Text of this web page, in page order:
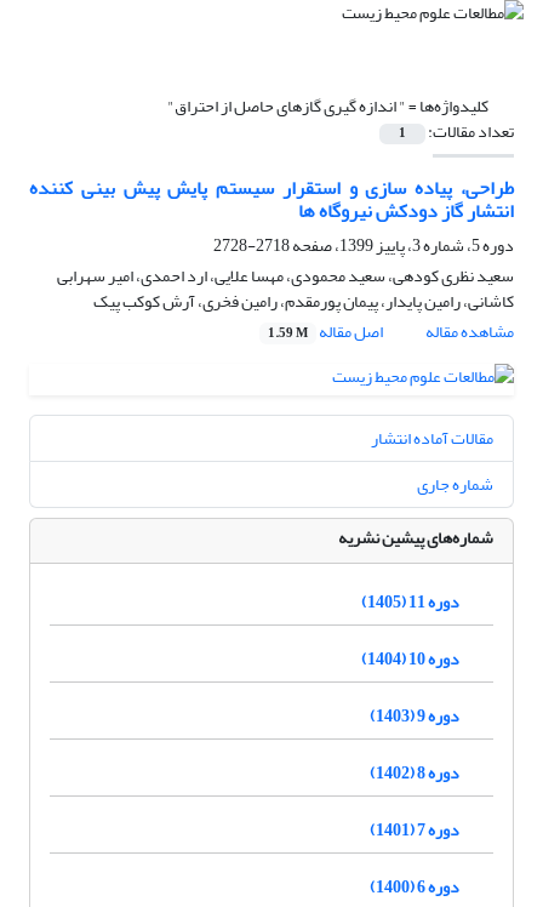
کلیدواژه‌ها =" اندازه گیری گازهای حاصل از احتراق"
تعداد مقالات: 1
طراحی، پیاده سازی و استقرار سیستم پایش پیش بینی کننده
انتشار گاز دودکش نیروگاه ها
دوره 5، شماره 3، پاییز 1399، صفحه
2718-2728
سعید نظری کودهی، سعید محمودی، مهسا علایی، ارد احمدی، امیر سهرابی
کاشانی، رامین پایدار، پیمان پورمقدم، رامین فخری، آرش کوکب پیک
مشاهده مقاله
اصل مقاله 1.59 M
مقالات آماده انتشار
شماره جاری
شماره‌های پیشین نشریه
دوره 11 (1405)
دوره 10 (1404)
دوره 9 (1403)
دوره 8 (1402)
دوره 7 (1401)
دوره 6 (1400)